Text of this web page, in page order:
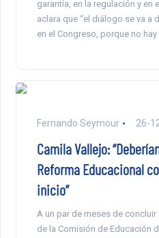
garantía, en la regulación y en
aclara que “el diálogo se va a
en el Congreso, porque no hay
Fernando Seymour 26-
Camila Vallejo:
Reforma Educacional
inicio”
A un par de meses de
de la Comisión de Educación